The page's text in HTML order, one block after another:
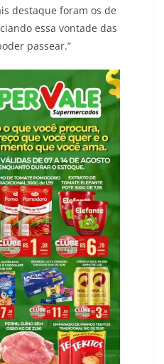
destaque foram os de
essa vontade das
passear.”